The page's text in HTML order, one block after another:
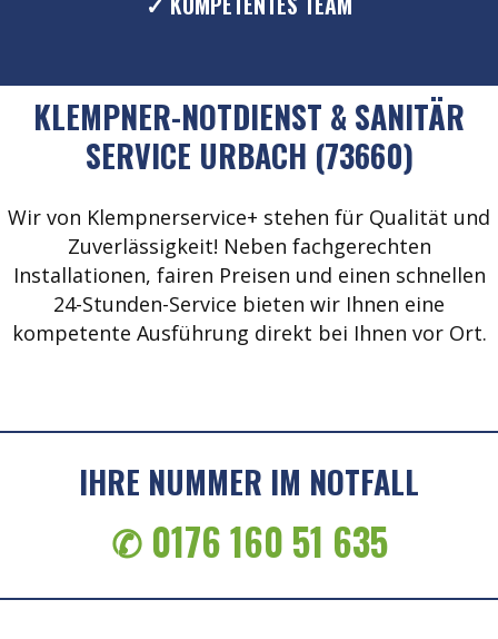
KLEMPNER-NOTDIENST & SANITÄR
SERVICE URBACH (73660)
Wir von Klempnerservice+ stehen für Qualität und
Zuverlässigkeit! Neben fachgerechten
Installationen, fairen Preisen und einen schnellen
24-Stunden-Service bieten wir Ihnen eine
kompetente Ausführung direkt bei Ihnen vor Ort.
IHRE NUMMER IM NOTFALL
✆ 0176 160 51 635